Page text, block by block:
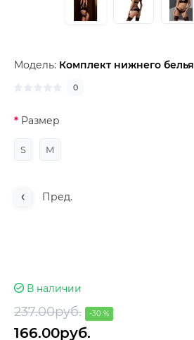
Модель: Комплект нижнего белья
0
Размер
S M
Пред.
В наличии
237.00руб. -30 %
166.00руб.